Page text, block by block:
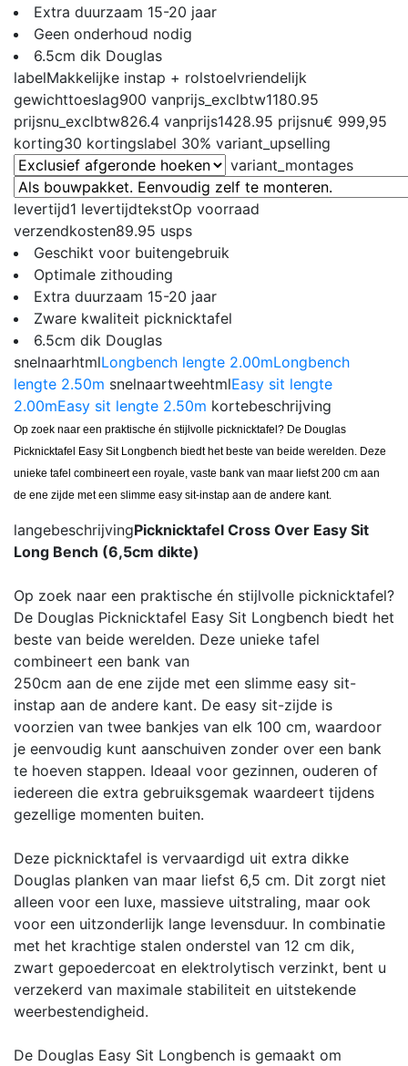
Extra duurzaam 15-20 jaar
Geen onderhoud nodig
6.5cm dik Douglas
labelMakkelijke instap + rolstoelvriendelijk
gewichttoeslag900 vanprijs_exclbtw1180.95
prijsnu_exclbtw826.4 vanprijs1428.95 prijsnu€ 999,95
korting30 kortingslabel 30% variant_upselling
variant_montages
levertijd1 levertijdtekstOp voorraad
verzendkosten89.95 usps
Geschikt voor buitengebruik
Optimale zithouding
Extra duurzaam 15-20 jaar
Zware kwaliteit picknicktafel
6.5cm dik Douglas
snelnaarhtmlLongbench lengte 2.00mLongbench
lengte 2.50m snelnaartweehtmlEasy sit lengte
2.00mEasy sit lengte 2.50m kortebeschrijving
Op zoek naar een praktische én stijlvolle picknicktafel? De Douglas
Picknicktafel Easy Sit Longbench biedt het beste van beide werelden. Deze
unieke tafel combineert een royale, vaste bank van maar liefst 200 cm aan
de ene zijde met een slimme easy sit-instap aan de andere kant.
langebeschrijvingPicknicktafel Cross Over Easy Sit
Long Bench (6,5cm dikte)
Op zoek naar een praktische én stijlvolle picknicktafel?
De Douglas Picknicktafel Easy Sit Longbench biedt het
beste van beide werelden. Deze unieke tafel
combineert een bank van
250cm aan de ene zijde met een slimme easy sit-
instap aan de andere kant. De easy sit-zijde is
voorzien van twee bankjes van elk 100 cm, waardoor
je eenvoudig kunt aanschuiven zonder over een bank
te hoeven stappen. Ideaal voor gezinnen, ouderen of
iedereen die extra gebruiksgemak waardeert tijdens
gezellige momenten buiten.
Deze picknicktafel is vervaardigd uit extra dikke
Douglas planken van maar liefst 6,5 cm. Dit zorgt niet
alleen voor een luxe, massieve uitstraling, maar ook
voor een uitzonderlijk lange levensduur. In combinatie
met het krachtige stalen onderstel van 12 cm dik,
zwart gepoedercoat en elektrolytisch verzinkt, bent u
verzekerd van maximale stabiliteit en uitstekende
weerbestendigheid.
De Douglas Easy Sit Longbench is gemaakt om